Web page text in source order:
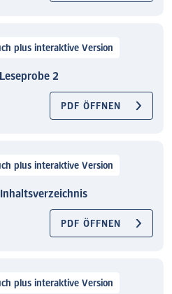
plus interaktive Version
2
PDF ÖFFNEN
plus interaktive Version
PDF ÖFFNEN
plus interaktive Version